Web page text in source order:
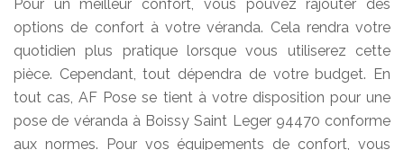
Pour un meilleur confort, vous pouvez rajouter des
options de confort à votre véranda. Cela rendra votre
quotidien plus pratique lorsque vous utiliserez cette
pièce. Cependant, tout dépendra de votre budget. En
tout cas, AF Pose se tient à votre disposition pour une
pose de véranda à Boissy Saint Leger 94470 conforme
aux normes. Pour vos équipements de confort, vous